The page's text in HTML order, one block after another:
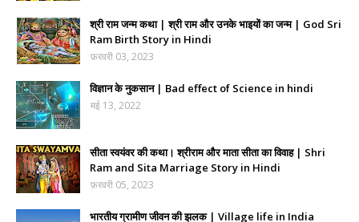
श्री राम जन्म कथा | श्री राम और उनके भाइयों का जन्म | God Sri
Ram Birth Story in Hindi
फ़रवरी 03, 2023
विज्ञान के नुकसान | Bad effect of Science in hindi
मई 13, 2022
सीता स्वयंवर की कथा। श्रीराम और माता सीता का विवाह | Shri
Ram and Sita Marriage Story in Hindi
फ़रवरी 05, 2023
भारतीय ग्रामीण जीवन की झलक | Village life in India